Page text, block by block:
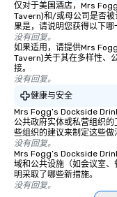
仅对于美国酒店，Mrs
Tavern)和/或母公司是否被
果是，请说明您获得以下哪
没有回复。
如果适用，请提供Mrs
Tavern)关于其在多样性、
接。
没有回复。
健康与安全
Mrs Fogg’s Dockside
公共政府实体或私营组织
些组织的建议来制定这些做
没有回复。
Mrs Fogg’s Dockside
域和公共设施（如会议室
明采取了哪些新措施。
没有回复。